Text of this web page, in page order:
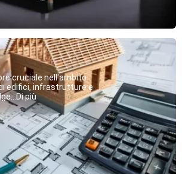
cruciale nell'ambito
edifici, infrastrutture e
più